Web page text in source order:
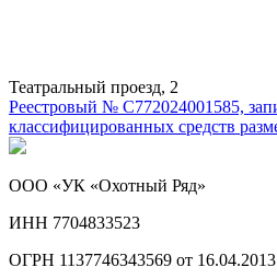
Театральный проезд, 2
Реестровый № С772024001585,
классифицированных средств
ООО «УК «Охотный Ряд»
ИНН 7704833523
ОГРН 1137746343569 от 16.04.2013